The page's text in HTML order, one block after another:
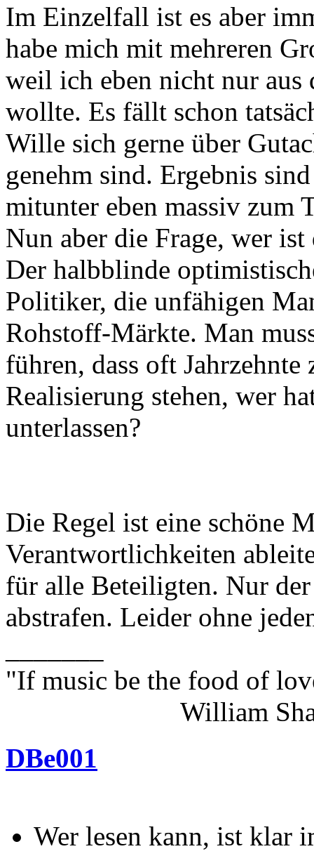
Im Einzelfall ist es aber
habe mich mit mehreren
weil ich eben nicht nur aus
wollte. Es fällt schon
Wille sich gerne über
genehm sind. Ergebnis
mitunter eben massiv zum
Nun aber die Frage, wer
Der halbblinde
Politiker, die unfähigen
Rohstoff-Märkte. Man
führen, dass oft
Realisierung stehen, wer
unterlassen?
Die Regel ist eine schöne
Verantwortlichkeiten
für alle Beteiligten. Nur
abstrafen. Leider ohne
"If music be the food of
William
DBe001
Wer lesen kann, ist klar